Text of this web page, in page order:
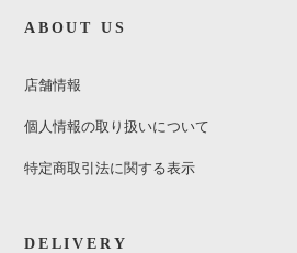
ABOUT US
店舗情報
個人情報の取り扱いについて
特定商取引法に関する表示
DELIVERY